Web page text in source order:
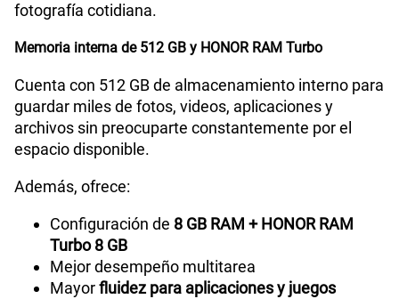
fotografía cotidiana.
Memoria interna de 512 GB y HONOR RAM Turbo
Cuenta con 512 GB de almacenamiento interno para
guardar miles de fotos, videos, aplicaciones y
archivos sin preocuparte constantemente por el
espacio disponible.
Además, ofrece:
Configuración de 8 GB RAM + HONOR RAM
Turbo 8 GB
Mejor desempeño multitarea
Mayorfluidez para aplicaciones y juegos